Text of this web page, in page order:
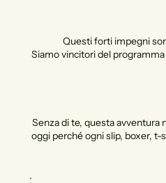
Questi forti impegni
Siamo vincitori del
Senza di te, questa avventura
oggi perché ogni slip, boxer,
.